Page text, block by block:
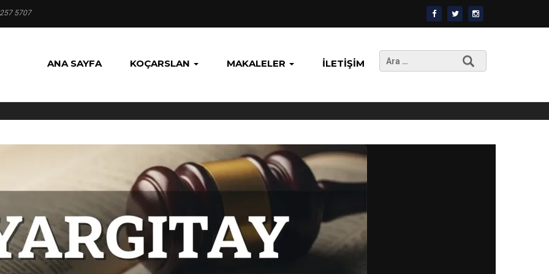
5707
ANA SAYFA KOÇARSLAN MAKALELER İLETIŞIM
Arama: